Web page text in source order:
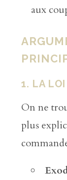
aux
1. LA LOI
On ne
plus